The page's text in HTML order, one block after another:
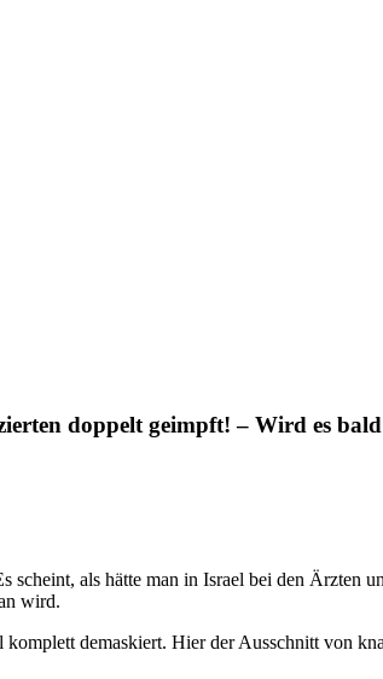
doppelt geimpft! – Wird es
als hätte man in Israel bei den Ärzten
wird.
demaskiert. Hier der Ausschnitt von